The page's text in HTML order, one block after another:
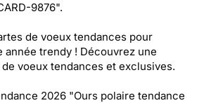
9876".
de voeux tendances pour
année trendy ! Découvrez une
voeux tendances et exclusives.
2026 "Ours polaire tendance